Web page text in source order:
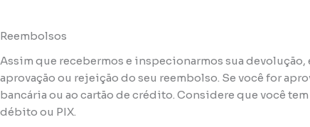
Reembolsos
Assim que recebermos e inspecionarmos sua
aprovação ou rejeição do seu reembolso. Se você for
bancária ou ao cartão de crédito. Considere que você
débito ou PIX.